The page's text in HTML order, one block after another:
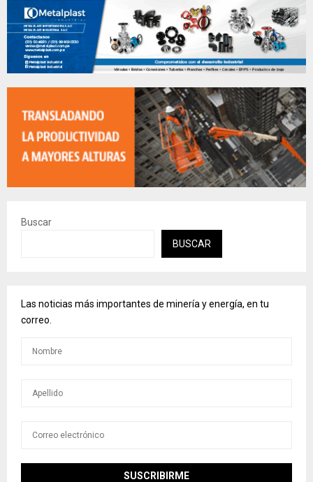
Buscar
BUSCAR
Las noticias más importantes de minería y energía, en tu
correo.